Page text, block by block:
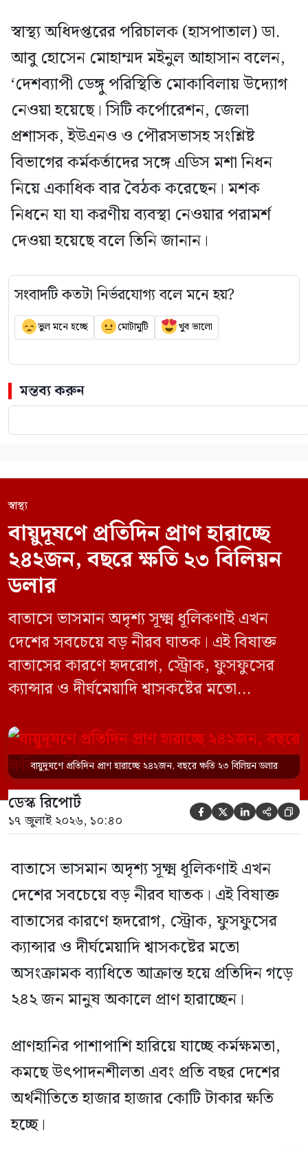
স্বাস্থ্য অধিদপ্তরের পরিচালক (হাসপাতাল) ডা.
আবু হোসেন মোহাম্মদ মইনুল আহাসান বলেন,
‘দেশব্যাপী ডেঙ্গু পরিস্থিতি মোকাবিলায় উদ্যোগ
নেওয়া হয়েছে। সিটি কর্পোরেশন, জেলা
প্রশাসক, ইউএনও ও পৌরসভাসহ সংশ্লিষ্ট
বিভাগের কর্মকর্তাদের সঙ্গে এডিস মশা নিধন
নিয়ে একাধিক বার বৈঠক করেছেন। মশক
নিধনে যা যা করণীয় ব্যবস্থা নেওয়ার পরামর্শ
দেওয়া হয়েছে বলে তিনি জানান।
সংবাদটি কতটা নির্ভরযোগ্য বলে মনে হয়?
ভুল মনে হচ্ছে মোটামুটি খুব ভালো
মন্তব্য করুন
স্বাস্থ্য
বায়ুদূষণে প্রতিদিন প্রাণ হারাচ্ছে
২৪২জন, বছরে ক্ষতি ২৩ বিলিয়ন
ডলার
বাতাসে ভাসমান অদৃশ্য সূক্ষ্ম ধূলিকণাই এখন
দেশের সবচেয়ে বড় নীরব ঘাতক। এই বিষাক্ত
বাতাসের কারণে হৃদরোগ, স্ট্রোক, ফুসফুসের
ক্যান্সার ও দীর্ঘমেয়াদি শ্বাসকষ্টের মতো
২৪২ জন মানুষ অকালে প্রাণ হারাচ্ছেন।
প্রাণহানির পাশাপাশি হারিয়ে যাচ্ছে কর্মক্ষমতা,
কমছে উৎপাদনশীলতা এবং প্রতি বছর দেশের
অর্থনীতিতে হাজার হাজার কোটি টাকার ক্ষতি
হচ্ছে। বাংলাদেশে বায়ুদূষণের […]
বায়ুদূষণে প্রতিদিন প্রাণ হারাচ্ছে ২৪২জন, বছরে ক্ষতি ২৩ বিলিয়ন ডলার
ডেস্ক রিপোর্ট
১৭ জুলাই ২০২৬, ১০:৪০     
বাতাসে ভাসমান অদৃশ্য সূক্ষ্ম ধূলিকণাই এখন
দেশের সবচেয়ে বড় নীরব ঘাতক। এই বিষাক্ত
বাতাসের কারণে হৃদরোগ, স্ট্রোক, ফুসফুসের
ক্যান্সার ও দীর্ঘমেয়াদি শ্বাসকষ্টের মতো
অসংক্রামক ব্যাধিতে আক্রান্ত হয়ে প্রতিদিন গড়ে
২৪২ জন মানুষ অকালে প্রাণ হারাচ্ছেন।
প্রাণহানির পাশাপাশি হারিয়ে যাচ্ছে কর্মক্ষমতা,
কমছে উৎপাদনশীলতা এবং প্রতি বছর দেশের
অর্থনীতিতে হাজার হাজার কোটি টাকার ক্ষতি
হচ্ছে।